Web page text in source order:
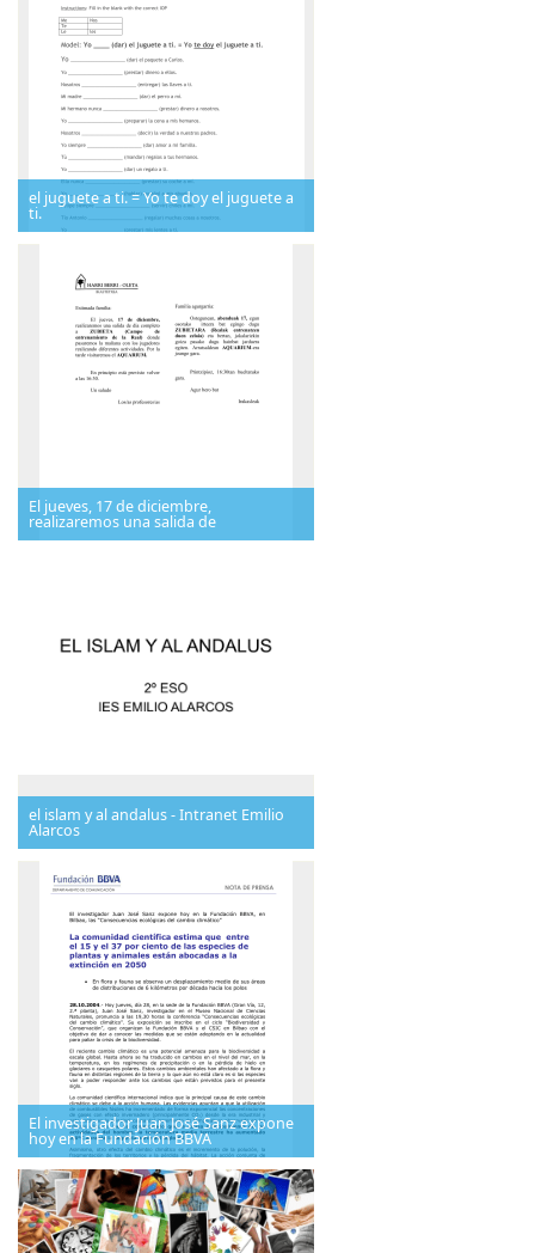
el juguete a ti. = Yo te doy el juguete a
ti.
El jueves, 17 de diciembre,
realizaremos una salida de
el islam y al andalus - Intranet Emilio
Alarcos
El investigador Juan José Sanz expone
hoy en la Fundación BBVA